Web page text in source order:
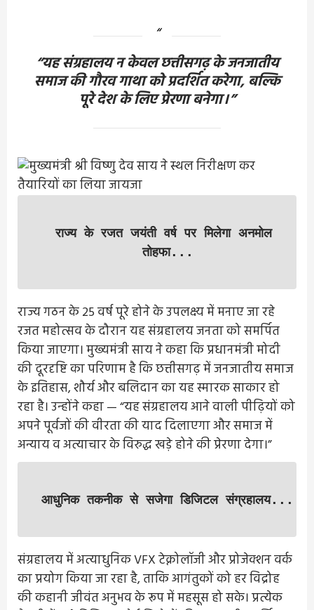
“यह संग्रहालय न केवल छत्तीसगढ़ के जनजातीय
समाज की गौरव गाथा को प्रदर्शित करेगा, बल्कि
पूरे देश के लिए प्रेरणा बनेगा।”
राज्य के रजत जयंती वर्ष पर मिलेगा अनमोल
तोहफा...
राज्य गठन के 25 वर्ष पूरे होने के उपलक्ष्य में मनाए जा रहे
रजत महोत्सव के दौरान यह संग्रहालय जनता को समर्पित
किया जाएगा। मुख्यमंत्री साय ने कहा कि प्रधानमंत्री मोदी
की दूरदृष्टि का परिणाम है कि छत्तीसगढ़ में जनजातीय समाज
के इतिहास, शौर्य और बलिदान का यह स्मारक साकार हो
रहा है। उन्होंने कहा — “यह संग्रहालय आने वाली पीढ़ियों को
अपने पूर्वजों की वीरता की याद दिलाएगा और समाज में
अन्याय व अत्याचार के विरुद्ध खड़े होने की प्रेरणा देगा।”
आधुनिक तकनीक से सजेगा डिजिटल संग्रहालय...
संग्रहालय में अत्याधुनिक VFX टेक्नोलॉजी और प्रोजेक्शन वर्क
का प्रयोग किया जा रहा है, ताकि आगंतुकों को हर विद्रोह
की कहानी जीवंत अनुभव के रूप में महसूस हो सके। प्रत्येक